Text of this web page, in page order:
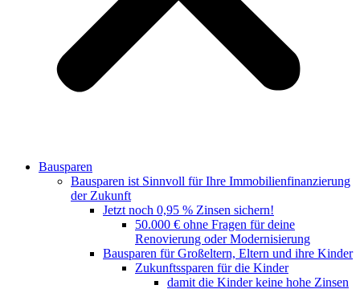
Bausparen
Bausparen ist Sinnvoll für Ihre Immobilienfinanzierung
der Zukunft
Jetzt noch 0,95 % Zinsen sichern!
50.000 € ohne Fragen für deine
Renovierung oder Modernisierung​
Bausparen für Großeltern, Eltern und ihre Kinder
Zukunftssparen für die Kinder
damit die Kinder keine hohe Zinsen